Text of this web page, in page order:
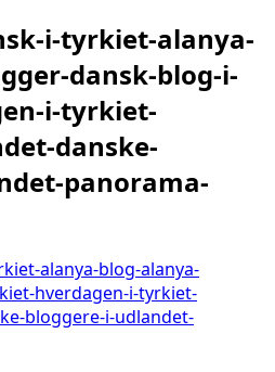
i-tyrkiet-alanya-
dansk-blog-i-
i-tyrkiet-
danske-
panorama-